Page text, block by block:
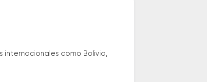
internacionales como Bolivia,